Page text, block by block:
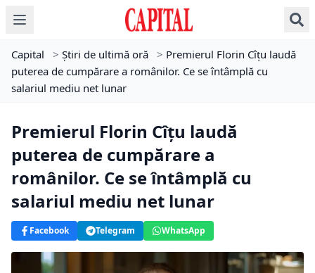
Capital > Știri de ultimă oră > Premierul Florin Cîțu laudă
puterea de cumpărare a românilor. Ce se întâmplă cu
salariul mediu net lunar
Premierul Florin Cîțu laudă
puterea de cumpărare a
românilor. Ce se întâmplă cu
salariul mediu net lunar
Facebook Telegram WhatsApp